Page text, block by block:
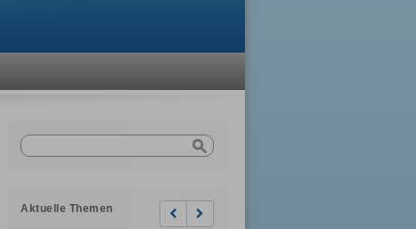
Aktuelle Themen Previous